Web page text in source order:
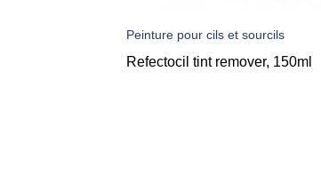
Peinture pour cils et sourcils
Refectocil tint remover, 150ml